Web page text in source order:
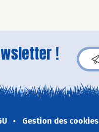
!
Gestion des cookies